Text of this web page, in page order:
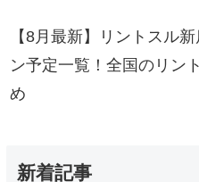
【8月最新】リントスル
ン予定一覧！全国のリン
め
新着記事